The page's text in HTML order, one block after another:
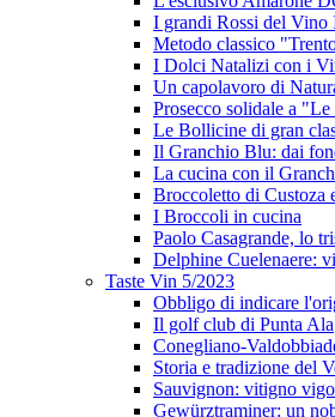
I grandi Rossi del Vino
Metodo classico
I Dolci Natalizi con i
Un capolavoro di
Prosecco solidale a
Le Bollicine di gran
Il Granchio Blu: dai
La cucina con il
Broccoletto di Custoza
I Broccoli in cucina
Paolo Casagrande, lo
Delphine Cuelenaere:
Taste Vin 5/2023
Obbligo di indicare
Il golf club di Punta Ala
Conegliano-
Storia e tradizione del
Sauvignon: vitigno
Gewürztraminer: un